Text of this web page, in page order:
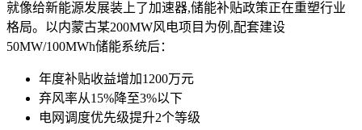
就像给新能源发展装上了加速器,储能补贴政策正在重塑行业
格局。以内蒙古某200MW风电项目为例,配套建设
50MW/100MWh储能系统后：
年度补贴收益增加1200万元
弃风率从15%降至3%以下
电网调度优先级提升2个等级